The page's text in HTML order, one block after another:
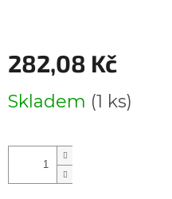
282,08 Kč
cena:
Skladem (1 ks)